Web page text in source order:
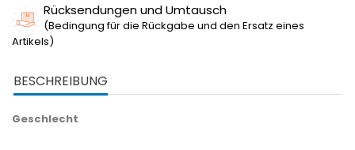
Rücksendungen und Umtausch
(Bedingung für die Rückgabe und den Ersatz eines
Artikels)
BESCHREIBUNG
Geschlecht